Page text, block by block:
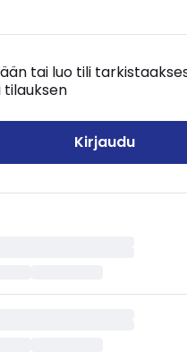
tai luo tili
tilauksen
Kirjaudu